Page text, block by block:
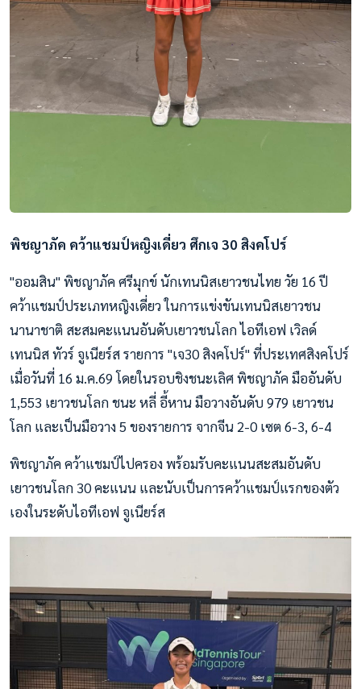
พิชญาภัค คว้าแชมป์หญิงเดี่ยว ศึกเจ 30 สิงคโปร์
"ออมสิน" พิชญาภัค ศรีมุกข์ นักเทนนิสเยาวชนไทย วัย 16 ปี
คว้าแชมป์ประเภทหญิงเดี่ยว ในการแข่งขันเทนนิสเยาวชน
นานาชาติ สะสมคะแนนอันดับเยาวชนโลก ไอทีเอฟ เวิลด์
เทนนิส ทัวร์ จูเนียร์ส รายการ "เจ30 สิงคโปร์" ที่ประเทศสิงคโปร์
เมื่อวันที่ 16 ม.ค.69 โดยในรอบชิงชนะเลิศ พิชญาภัค มืออันดับ
1,553 เยาวชนโลก ชนะ หลี่ อี้หาน มือวางอันดับ 979 เยาวชน
โลก และเป็นมือวาง 5 ของรายการ จากจีน 2-0 เซต 6-3, 6-4
พิชญาภัค คว้าแชมป์ไปครอง พร้อมรับคะแนนสะสมอันดับ
เยาวชนโลก 30 คะแนน และนับเป็นการคว้าแชมป์แรกของตัว
เองในระดับไอทีเอฟ จูเนียร์ส